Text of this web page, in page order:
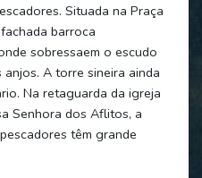
Situada na Praça
barroca
sobressaem o escudo
A torre sineira ainda
Na retaguarda da igreja
Senhora dos Aflitos, a
têm grande